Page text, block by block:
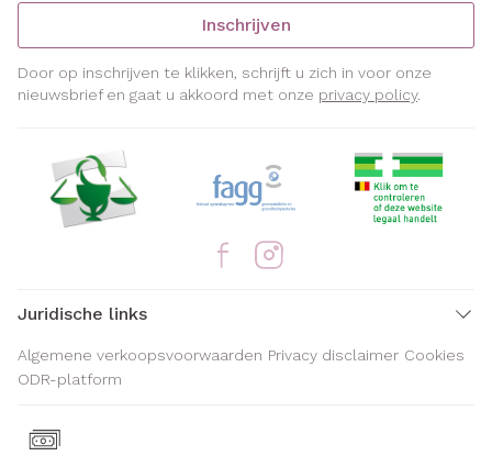
Inschrijven
Door op inschrijven te klikken, schrijft u zich in voor onze
nieuwsbrief en gaat u akkoord met onze privacy policy.
Juridische links
Algemene verkoopsvoorwaarden Privacy disclaimer Cookies
ODR-platform